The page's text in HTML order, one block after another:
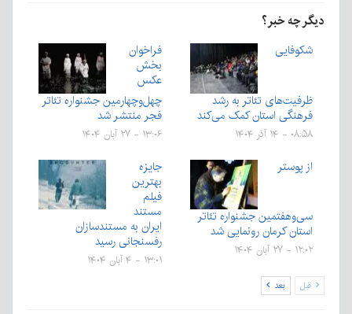
دیگر چه خبر؟
شکوفایی
ظرفیت‌های تئاتر به رشد
فرهنگی استان کمک می‌کند
۰۸:۵۸ - ۱۴ آذر ۱۴۰۴
فراخوان
بخش
عکس
چهل‌وچهارمین جشنواره تئاتر
فجر منتشر شد
۱۳:۰۶ - ۲۷ آبان ۱۴۰۴
از پوستر
سی‌وهفتمین جشنواره تئاتر
استان کرمان رونمایی شد
۱۲:۰۲ - ۲۷ آبان ۱۴۰۴
جایزه
بهترین
فیلم
مستند
ایران به مستندسازان
رفسنجانی رسید
۱۳:۰۱ - ۴ آبان ۱۴۰۴
قبل بعد